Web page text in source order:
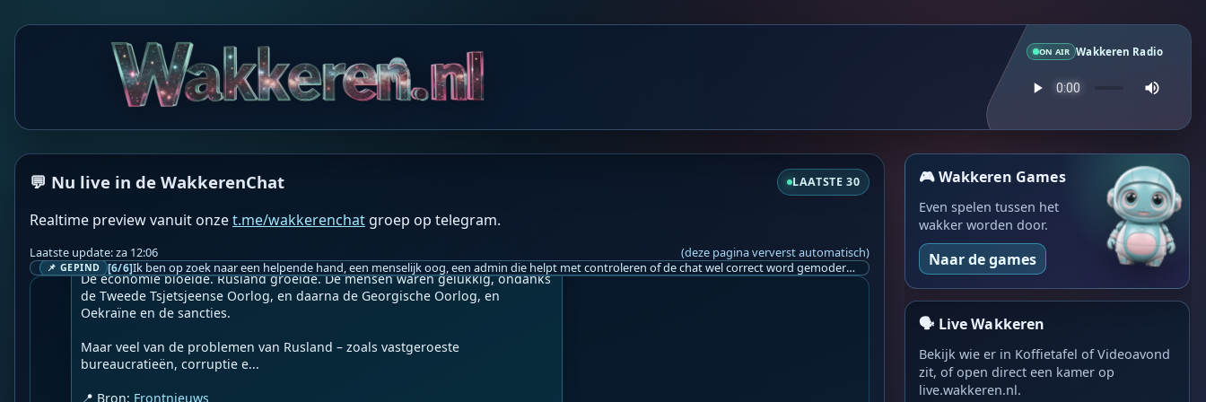
ON AIR Wakkeren Radio
💬 Nu live in de WakkerenChat LAATSTE 30
Realtime preview vanuit onzet.me/wakkerenchat groep op telegram.
Laatste update: za 12:06 (deze pagina ververst automatisch)
📌 GEPIND [6/6] Ik ben op zoek naar een helpende hand, een menselijk oog, een admin die helpt met controleren of de chat wel correct word gemodereerd word door NoMoSpam. 98% gaat automatisch goed, toch ik dit nooit helemaal loslaten en moet er altijd een mens mee blijven opletten bij elke beslissing die gemaakt word. Waar bestaan de werkzaamheden uit? Mee kijken in admin log kanaal naar alle drugs/porno/scams die voorbij komen en in het geval van een randgevalletje, ingrijpen en b.v. een verwijderd maar wel toegestaan bericht terug plaatsen met een druk op de knop. tsja zo banaal en simpel is het gesteld.. Word je hier blij van? Nee. Strookt het je ego? Nee. Word je er beter van? Nee. Kost het veel tijd? Totaal niet, consistentie en regelmaat is belangrijker dan 'er even voor kunnen gaan zitten'.. het werk is in een paar seconden gepiept.. je checkt puur of AI de juiste beslissing heeft gemaakt.. …
☀️Frontnieuws☀️
Waar een wil is…
Geupload door:
--
Poetins boodschap aan hen was simpel: jullie mogen blijven en welvarend
zijn – als jullie presteren en het is in het algemeen belang. Anders niet.
Dat soort meritocratische visie sprak sommigen niet aan, die naar het
Westen vertrokken, onder wie Bill Browder.
De economie bloeide. Rusland groeide. De mensen waren gelukkig, ondanks
de Tweede Tsjetsjeense Oorlog, en daarna de Georgische Oorlog, en
Oekraïne en de sancties.
Maar veel van de problemen van Rusland – zoals vastgeroeste
bureaucratieën, corruptie e...
📍 Bron: Frontnieuws
🎮 Wakkeren Games
Even spelen tussen het
wakker worden door.
Naar de games
🗣️ Live Wakkeren
Bekijk wie er in Koffietafel of Videoavond
zit, of open direct een kamer op
live.wakkeren.nl.